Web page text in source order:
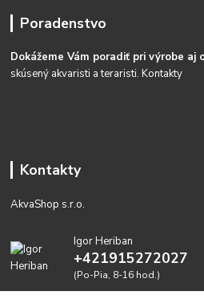
Poradenstvo
Dokážeme Vám poradiť pri výrobe
skúsený akvaristi a teraristi.Kontakty
Kontakty
AkvaShop s.r.o.
Igor Heriban
+421915272027
(Po-Pia, 8-16 hod.)